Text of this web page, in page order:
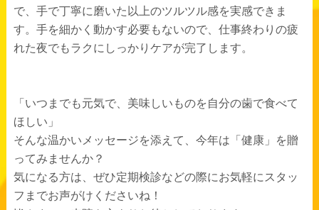
で、手で丁寧に磨いた以上のツルツル感を実感できま
す。手を細かく動かす必要もないので、仕事終わりの疲
れた夜でもラクにしっかりケアが完了します。
「いつまでも元気で、美味しいものを自分の歯で食べて
ほしい」
そんな温かいメッセージを添えて、今年は「健康」を贈
ってみませんか？
気になる方は、ぜひ定期検診などの際にお気軽にスタッ
フまでお声がけくださいね！